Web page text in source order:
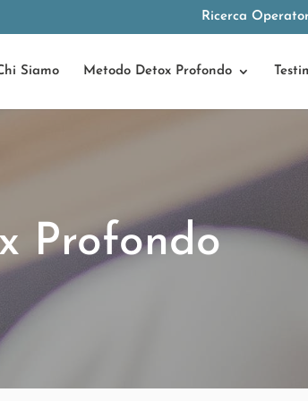
Ricerca
Siamo Metodo Detox Profondo
Profondo